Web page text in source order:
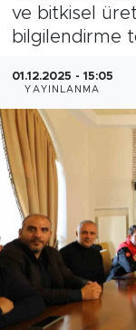
ve bitkisel
bilgilendirme
01.12.2025 - 15:05
YAYINLANMA
Sanat
Bölge
Teknoloji
Magazin
Dünya
Sektör